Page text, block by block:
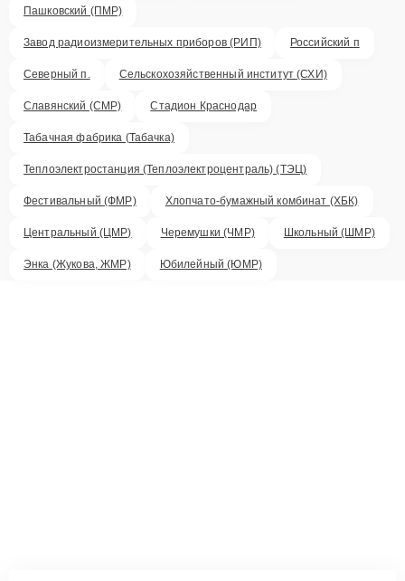
Пашковский (ПМР)
Завод радиоизмерительных приборов (РИП) Российский п
Северный п. Сельскохозяйственный институт (СХИ)
Славянский (СМР) Стадион Краснодар
Табачная фабрика (Табачка)
Теплоэлектростанция (Теплоэлектроцентраль) (ТЭЦ)
Фестивальный (ФМР) Хлопчато-бумажный комбинат (ХБК)
Центральный (ЦМР) Черемушки (ЧМР) Школьный (ШМР)
Энка (Жукова, ЖМР) Юбилейный (ЮМР)